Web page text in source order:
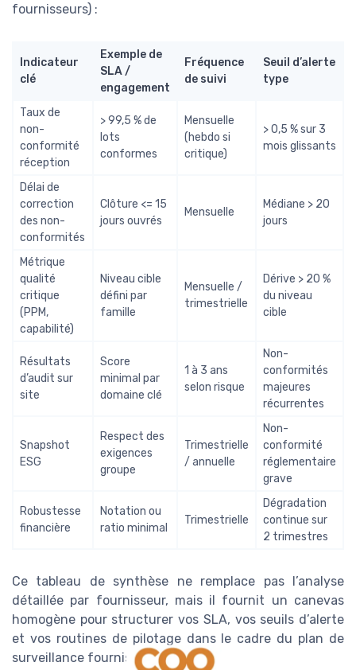
fournisseurs) :
Indicateur
clé
Exemple de
SLA /
engagement
Fréquence
de suivi
Seuil d’alerte
type
Taux de
non-
conformité
réception
> 99,5 % de
lots
conformes
Mensuelle
(hebdo si
critique)
> 0,5 % sur 3
mois glissants
Délai de
correction
des non-
conformités
Clôture <= 15
jours ouvrés
Mensuelle
Médiane > 20
jours
Métrique
qualité
critique
(PPM,
capabilité)
Niveau cible
défini par
famille
Mensuelle /
trimestrielle
Dérive > 20 %
du niveau
cible
Résultats
d’audit sur
site
Score
minimal par
domaine clé
1 à 3 ans
selon risque
Non-
conformités
majeures
récurrentes
Snapshot
ESG
Respect des
exigences
groupe
Trimestrielle
/ annuelle
Non-
conformité
réglementaire
grave
Robustesse
financière
Notation ou
ratio minimal
Trimestrielle
Dégradation
continue sur
2 trimestres
Ce tableau de synthèse ne remplace pas l’analyse
détaillée par fournisseur, mais il fournit un canevas
homogène pour structurer vos SLA, vos seuils d’alerte
et vos routines de pilotage dans le cadre du plan de
surveillance fournisseurs.